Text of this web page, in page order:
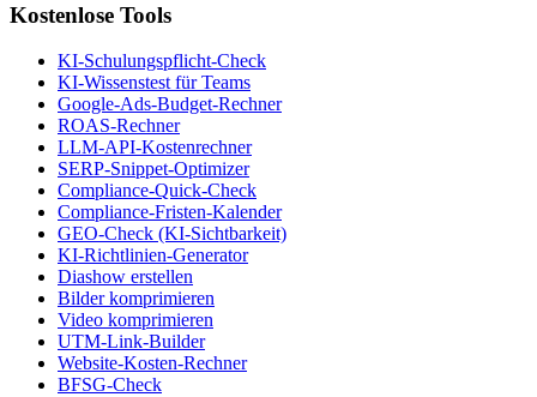
Kostenlose Tools
KI-Schulungspflicht-Check
KI-Wissenstest für Teams
Google-Ads-Budget-Rechner
ROAS-Rechner
LLM-API-Kostenrechner
SERP-Snippet-Optimizer
Compliance-Quick-Check
Compliance-Fristen-Kalender
GEO-Check (KI-Sichtbarkeit)
KI-Richtlinien-Generator
Diashow erstellen
Bilder komprimieren
Video komprimieren
UTM-Link-Builder
Website-Kosten-Rechner
BFSG-Check